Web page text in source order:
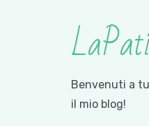
Benvenuti a
il mio blog!